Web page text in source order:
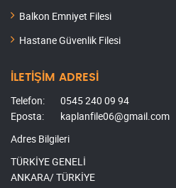
Balkon Emniyet Filesi
Hastane Güvenlik Filesi
İLETİŞİM ADRESİ
Telefon:
0545 240 09 94
Eposta:
kaplanfile06@gmail.com
Adres Bilgileri
TÜRKİYE GENELİ
ANKARA/ TÜRKİYE